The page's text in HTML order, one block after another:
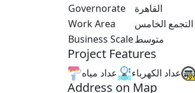
Governorate
القاهرة
Work Area
التجمع الخامس
Business Scaleمتوسط
Project Features
عداد الكهرباء عداد مياه
Address on Map